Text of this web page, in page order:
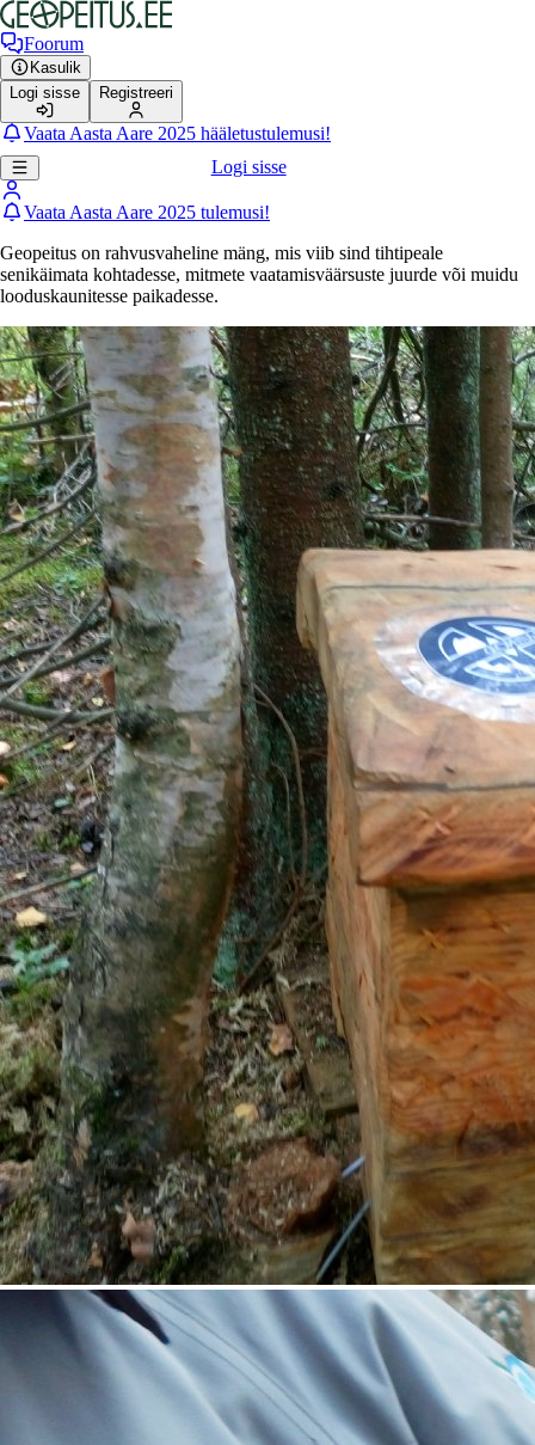
Foorum
Kasulik
Logi sisse
Registreeri
Vaata Aasta Aare 2025 hääletustulemusi!
Logi sisse
Vaata Aasta Aare 2025 tulemusi!
Geopeitus on rahvusvaheline mäng, mis viib sind tihtipeale
senikäimata kohtadesse, mitmete vaatamisväärsuste juurde või muidu
looduskaunitesse paikadesse.